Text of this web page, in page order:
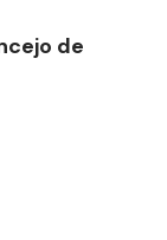
de